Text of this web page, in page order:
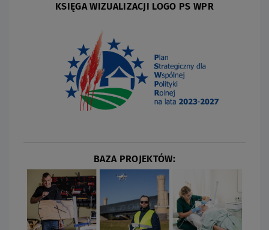
KSIĘGA WIZUALIZACJI LOGO PS WPR
BAZA PROJEKTÓW: